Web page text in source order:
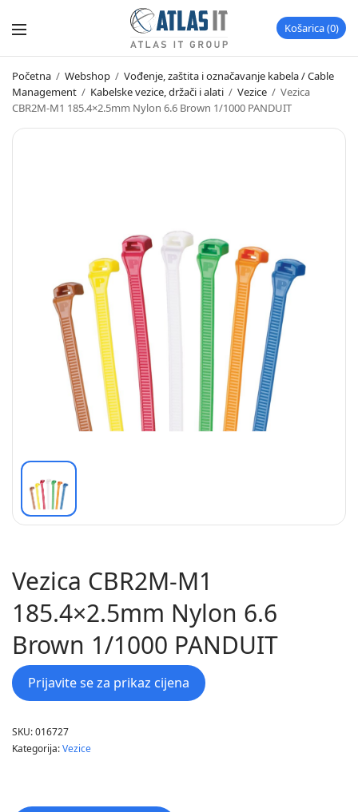
Košarica 0
Početna / Webshop / Vođenje, zaštita i označavanje kabela / Cable
Management / Kabelske vezice, držači i alati / Vezice / Vezica
CBR2M-M1 185.4×2.5mm Nylon 6.6 Brown 1/1000 PANDUIT
Vezica CBR2M-M1
185.4×2.5mm Nylon 6.6
Brown 1/1000 PANDUIT
Prijavite se za prikaz cijena
SKU:016727
Kategorija:Vezice